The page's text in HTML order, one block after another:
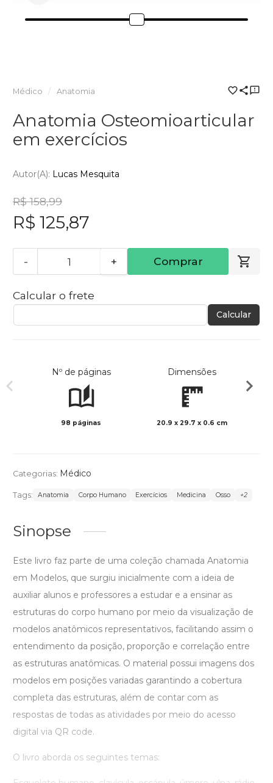
Médico Anatomia
Anatomia Osteomioarticular
em exercícios
Autor(a): Lucas Mesquita
R$ 158,99
R$ 125,87
- + Comprar
Calcular o frete
Calcular
Nº de páginas
98 páginas
Dimensões
20.9 x 29.7 x 0.6 cm
Categorias: Médico
Tags: Anatomia Corpo Humano Exercícios Medicina Osso +2
Sinopse
Este livro faz parte de uma coleção chamada Anatomia
em Modelos, que surgiu inicialmente com a ideia de
auxiliar alunos e professores a estudar e a ensinar as
estruturas do corpo humano por meio da visualização de
modelos anatômicos representativos, facilitando assim o
entendimento da posição, proporção e correlação entre
as estruturas anatômicas. O material possui imagens dos
modelos em posições variadas garantindo a cobertura
completa das estruturas, além de contar com as
respostas de todas as atividades por meio do acesso
digital via QR code.
O livro aborda os seguintes temas: